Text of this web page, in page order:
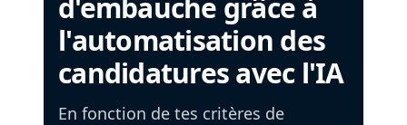
d'embauche grâce à
l'automatisation des
candidatures avec l'IA
En fonction de tes critères de